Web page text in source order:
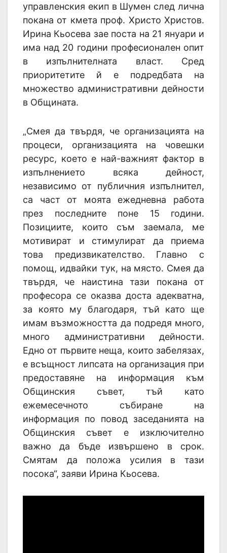
управленския екип в Шумен след лична
покана от кмета проф. Христо Христов.
Ирина Кьосева зае поста на 21 януари и
има над 20 години професионален опит
в изпълнителната власт. Сред
приоритетите й е подредбата на
множество административни дейности
в Общината.
„Смея да твърдя, че организацията на
процеси, организацията на човешки
ресурс, което е най-важният фактор в
изпълнението всяка дейност,
независимо от публичния изпълнител,
са част от моята ежедневна работа
през последните поне 15 години.
Позициите, които съм заемала, ме
мотивират и стимулират да приема
това предизвикателство. Главно с
помощ, идвайки тук, на място. Смея да
твърдя, че наистина тази покана от
професора се оказва доста адекватна,
за която му благодаря, тъй като ще
имам възможността да подредя много,
много административни дейности.
Едно от първите неща, които забелязах,
е всъщност липсата на организация при
предоставяне на информация към
Общинския съвет, тъй като
ежемесечното събиране на
информация по повод заседанията на
Общинския съвет е изключително
важно да бъде извършено в срок.
Смятам да положа усилия в тази
посока“, заяви Ирина Кьосева.